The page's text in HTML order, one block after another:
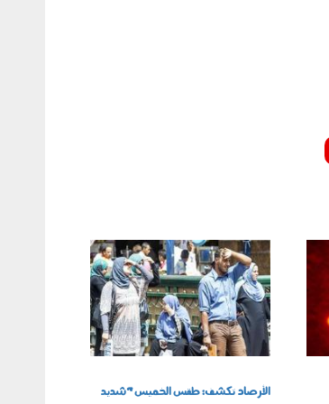
0705002.jpg
الأرصاد تكشف: طقس الخميس "شديد